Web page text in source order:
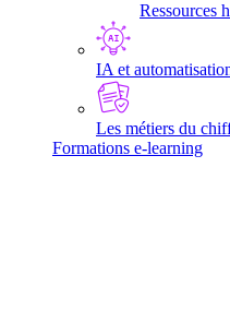
Ressources
IA et
Les métiers du
Formations e-learning